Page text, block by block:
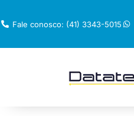
Fale conosco: (41) 3343-5015